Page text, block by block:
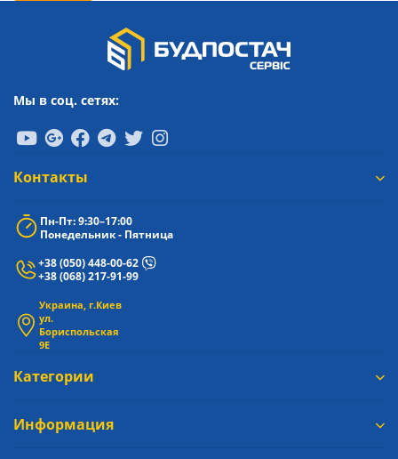
Мы в соц. сетях:
Контакты
Пн-Пт: 9:30–17:00
Понедельник - Пятница
+38 (050) 448-00-62
+38 (068) 217-91-99
Украина, г.Киев
ул.
Бориспольская
9Е
Категории
Информация